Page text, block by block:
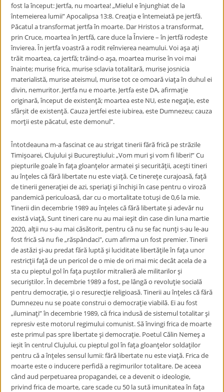
fost la început: Jertfa, nu moartea! „Mielul e înjunghiat de la
întemeierea lumii” Apocalipsa 13:8. Creaţia e întemeiată pe jertfă.
Păcatul a transformat jertfa în moarte. Dar Hristos a transformat,
prin Cruce, moartea în Jertfă, care duce la Ȋnviere – în jertfă rodește
învierea. În jertfa voastră a rodit reînvierea neamului. Voi aşa aţi
trăit moartea, ca jertfă; trăind-o aşa, moartea murise în voi mai
înainte; murise frica, murise sclavia totalitară, murise josnicia
materialistă, murise ateismul, murise tot ce omoară viaţa în duhul ei
divin, nemuritor. Jertfa nu e moarte. Jertfa este DA, afirmaţie
originară, început de existenţă; moartea este NU, este negaţie, este
sfârșit de existenţă. Cauza jertfei este iubirea, este Dumnezeu; cauza
morţii este păcatul, este demonul”.
Întotdeauna m-a fascinat ce au strigat tinerii fără frică pe străzile
Timişoarei, Clujului şi Bucureştiului: „Vom muri şi vom fi liberi!” Cu
piepturile goale în faţa gloanţelor armatei şi securităţii, aceşti tineri
au înţeles că fără libertate nu este viaţă. Ce tinereţe curajoasă, faţă
de tinerii generaţiei de azi, speriaţi şi închişi în case pentru o viroză
pandemică periculoasă, dar cu o mortalitate totuşi de 0,6 la mie.
Tinerii din decembrie 1989 au înţeles că fără libertate şi adevăr nu
există viaţă, Sunt tineri care nu au mai ieşit din case din luna martie
2020, alţii nu s-au mai căsătorit, pentru că nu se fac nunţi s-au le-au
fost frică să nu fie „răspândaci”, cum afirma un fost premier. Tinerii
de astăzi şi-au predat fără luptă şi luciditate libertăţile în faţa unor
restricţii faţă de un pericol de o mie de ori mai mic decât acela de a
sta cu pieptul gol în faţa puştilor mitralieră ale militarilor şi
securiştilor. În decembrie 1989 a fost, pe lângă o revoluţie socială
pentru democraţie, şi o resurecţie religioasă. Tinerii au înţeles că fără
Dumnezeu nu se poate construi o democraţie viabilă. Ei au fost
„iluminaţi” în decembrie 1989, că frica indusă de sistemul totalitar şi
represiv este motorul regimului comunist. Să învingi frica de moarte
este primul pas spre libertate şi democraţie. Poetul Călin Nemeş a
ieşit în centrul Clujului, cu pieptul gol în faţa gloanţelor soldaţilor
pentru că a înţeles sensul lumii: fără libertate nu este viaţă. Frica de
moarte este o inducere perfidă a regimurilor totalitare. De aceea
când aud perpetuarea propagandei, ce a devenit o ideologie,
privind frica de moarte, care scade cu 50 la sută imunitatea în faţa